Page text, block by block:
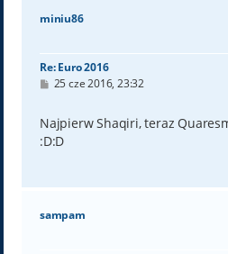
miniu86
Re: Euro 2016
P
t
25 cze 2016, 23:32
Najpierw Shaqiri, teraz
:D:D
sampam